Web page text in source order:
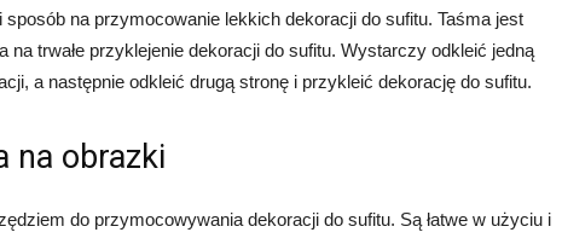
sposób na przymocowanie lekkich dekoracji do sufitu. Taśma jest
na trwałe przyklejenie dekoracji do sufitu. Wystarczy odkleić jedną
a następnie odkleić drugą stronę i przykleić dekorację do sufitu.
na obrazki
do przymocowywania dekoracji do sufitu. Są łatwe w użyciu i